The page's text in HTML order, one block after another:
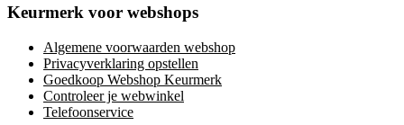
Keurmerk voor webshops
Algemene voorwaarden webshop
Privacyverklaring opstellen
Goedkoop Webshop Keurmerk
Controleer je webwinkel
Telefoonservice